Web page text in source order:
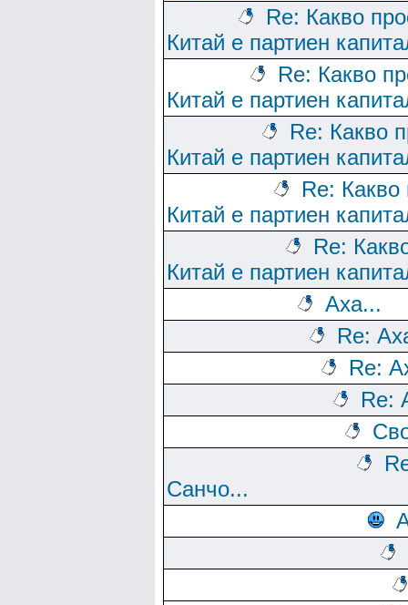
Re: Какво
Китай е партиен
Re: Какво
Китай е партиен
Re: Какво
Китай е партиен
Re:
Китай е партиен
Re:
Китай е партиен
Аха...
Re:
Re:
Re:
Санчо...